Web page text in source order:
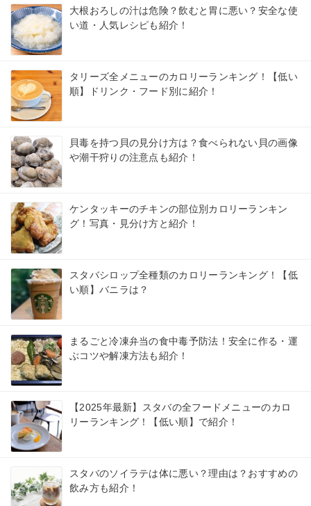
大根おろしの汁は危険？飲むと胃に悪い？安全な使
い道・人気レシピも紹介！
タリーズ全メニューのカロリーランキング！【低い
順】ドリンク・フード別に紹介！
貝毒を持つ貝の見分け方は？食べられない貝の画像
や潮干狩りの注意点も紹介！
ケンタッキーのチキンの部位別カロリーランキン
グ！写真・見分け方と紹介！
スタバシロップ全種類のカロリーランキング！【低
い順】バニラは？
まるごと冷凍弁当の食中毒予防法！安全に作る・運
ぶコツや解凍方法も紹介！
【2025年最新】スタバの全フードメニューのカロ
リーランキング！【低い順】で紹介！
スタバのソイラテは体に悪い？理由は？おすすめの
飲み方も紹介！